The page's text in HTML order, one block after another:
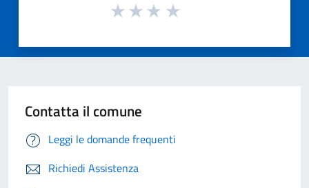
Contatta il comune
Leggi le domande frequenti
Richiedi Assistenza